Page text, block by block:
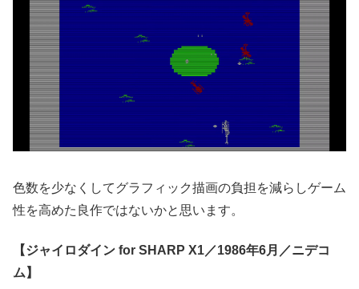
色数を少なくしてグラフィック描画の負担を減らしゲーム
性を高めた良作ではないかと思います。
【ジャイロダイン for SHARP X1／1986年6月／ニデコ
ム】